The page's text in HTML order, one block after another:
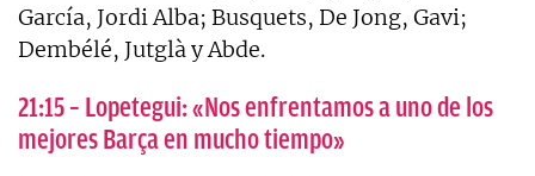
García, Jordi Alba; Busquets, De Jong, Gavi;
Dembélé, Jutglà y Abde.
21:15 – Lopetegui: «Nos enfrentamos a uno de los
mejores Barça en mucho tiempo»